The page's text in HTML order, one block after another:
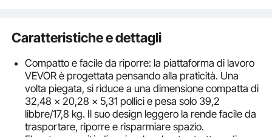
Caratteristiche e dettagli
Compatto e facile da riporre: la piattaforma di lavoro
VEVOR è progettata pensando alla praticità. Una
volta piegata, si riduce a una dimensione compatta di
32,48 x 20,28 x 5,31 pollici e pesa solo 39,2
libbre/17,8 kg. Il suo design leggero la rende facile da
trasportare, riporre e risparmiare spazio.